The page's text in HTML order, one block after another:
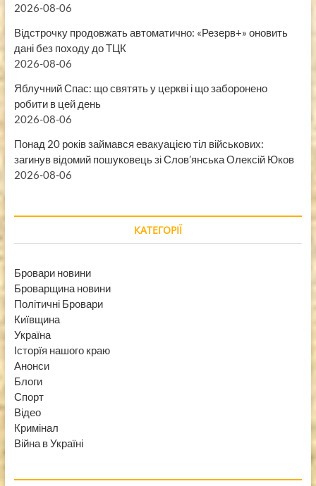
2026-08-06
Відстрочку продовжать автоматично: «Резерв+» оновить
дані без походу до ТЦК
2026-08-06
Яблучний Спас: що святять у церкві і що заборонено
робити в цей день
2026-08-06
Понад 20 років займався евакуацією тіл військових:
загинув відомий пошуковець зі Слов’янська Олексій Юков
2026-08-06
КАТЕГОРІЇ
Бровари новини
Броварщина новини
Політичні Бровари
Київщина
Україна
Історїя нашого краю
Анонси
Блоги
Спорт
Відео
Кримінал
Війна в Україні